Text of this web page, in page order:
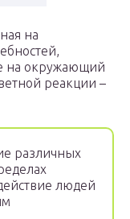
на
на окружающий
реакции –
различных
людей